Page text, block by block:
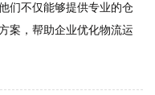
们不仅能够提供专业的仓
案，帮助企业优化物流运